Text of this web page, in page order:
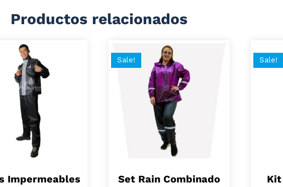
Productos relacionados
Impermeables
Sale!
Set Rain Combinado
Sale!